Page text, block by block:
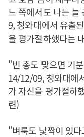
느 쪽에서도 나는
9, 청와대에서 유출
을 평가절하했다는
"빈 총도 맞으면 기
14/12/09, 청와대에
가 자신을 평가절하
련)
"벼룩도 낯짝이 있